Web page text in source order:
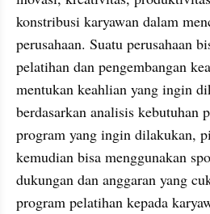
konstribusi karyawan dalam
perusahaan. Suatu perusahaan
pelatihan dan pengembangan
mentukan keahlian yang ingin
berdasarkan analisis kebutuhan
program yang ingin dilakukan,
kemudian bisa menggunakan
dukungan dan anggaran yang
program pelatihan kepada